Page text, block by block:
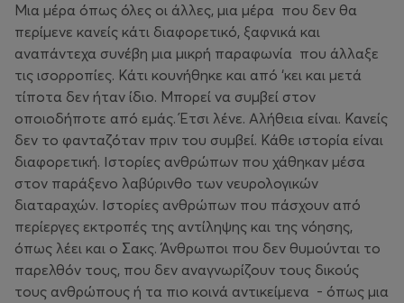
Μια μέρα όπως όλες οι άλλες, μια μέρα που δεν θα
περίμενε κανείς κάτι διαφορετικό, ξαφνικά και
αναπάντεχα συνέβη μια μικρή παραφωνία που άλλαξε
τις ισορροπίες. Κάτι κουνήθηκε και από ‘κει και μετά
τίποτα δεν ήταν ίδιο. Μπορεί να συμβεί στον
οποιοδήποτε από εμάς. Έτσι λένε. Αλήθεια είναι. Κανείς
δεν το φανταζόταν πριν του συμβεί. Κάθε ιστορία είναι
διαφορετική. Ιστορίες ανθρώπων που χάθηκαν μέσα
στον παράξενο λαβύρινθο των νευρολογικών
διαταραχών. Ιστορίες ανθρώπων που πάσχουν από
περίεργες εκτροπές της αντίληψης και της νόησης,
όπως λέει και ο Σακς. Άνθρωποι που δεν θυμούνται το
παρελθόν τους, που δεν αναγνωρίζουν τους δικούς
τους ανθρώπους ή τα πιο κοινά αντικείμενα - όπως μια